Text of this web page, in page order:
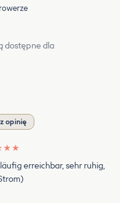
dostępne dla
opinię
★ ★
erreichbar, sehr ruhig,